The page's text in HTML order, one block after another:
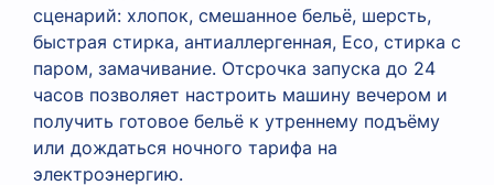
сценарий: хлопок, смешанное бельё, шерсть,
быстрая стирка, антиаллергенная, Eco, стирка с
паром, замачивание. Отсрочка запуска до 24
часов позволяет настроить машину вечером и
получить готовое бельё к утреннему подъёму
или дождаться ночного тарифа на
электроэнергию.